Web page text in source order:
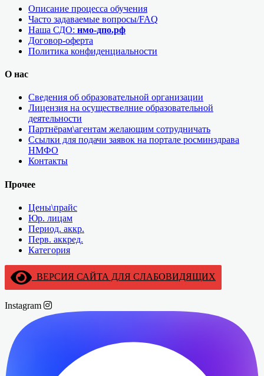
Описание процесса обучения
Часто задаваемые вопросы/FAQ
Наша СДО: нмо-дпо.рф
Договор-оферта
Политика конфиденциальности
О нас
Сведения об образовательной организации
Лицензия на осуществелние образовательной
деятельности
Партнёрам\агентам желающим сотрудничать
Ссылки для подачи заявок на портале росминздрава
НМФО
Контакты
Прочее
Цены\прайс
Юр. лицам
Период. аккр.
Перв. аккред.
Категория
ВЕРСИЯ САЙТА ДЛЯ СЛАБОВИДЯЩИХ
Instagram